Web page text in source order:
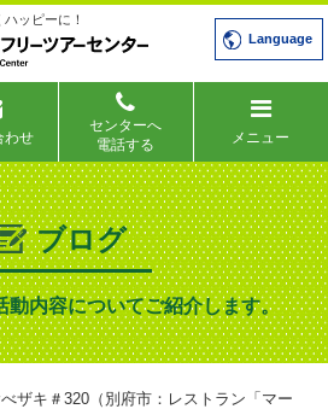
ッピーに！
Language
わせ
センターへ
電話する
メニュー
ブログ
動内容についてご紹介します。
ザキ＃320（別府市：レストラン「マー